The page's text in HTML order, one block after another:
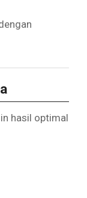
hasil optimal